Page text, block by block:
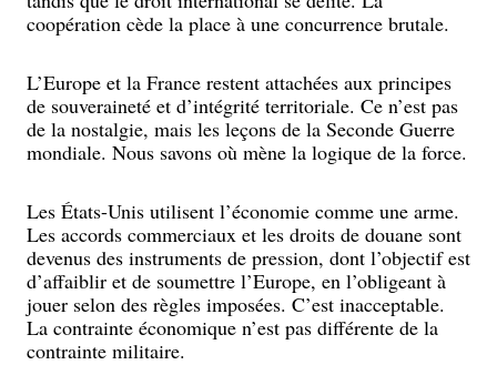
coopération cède la place à une concurrence brutale.
L’Europe et la France restent attachées aux principes
de souveraineté et d’intégrité territoriale. Ce n’est pas
de la nostalgie, mais les leçons de la Seconde Guerre
mondiale. Nous savons où mène la logique de la force.
Les États-Unis utilisent l’économie comme une arme.
Les accords commerciaux et les droits de douane sont
devenus des instruments de pression, dont l’objectif est
d’affaiblir et de soumettre l’Europe, en l’obligeant à
jouer selon des règles imposées. C’est inacceptable.
La contrainte économique n’est pas différente de la
contrainte militaire.